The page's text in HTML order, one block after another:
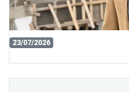
23/07/2026